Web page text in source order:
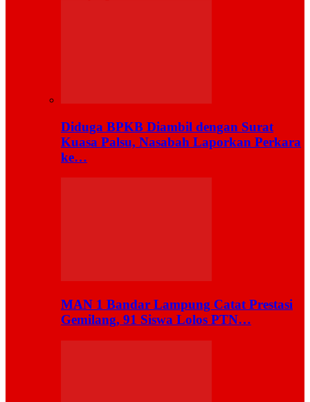
Diduga BPKB Diambil dengan Surat
Kuasa Palsu, Nasabah Laporkan Perkara
ke…
MAN 1 Bandar Lampung Catat Prestasi
Gemilang, 91 Siswa Lolos PTN…